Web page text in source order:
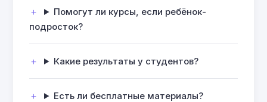
Помогут ли курсы, если ребёнок-
подросток?
Какие результаты у студентов?
Есть ли бесплатные материалы?